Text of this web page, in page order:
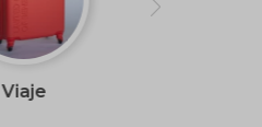
Viaje